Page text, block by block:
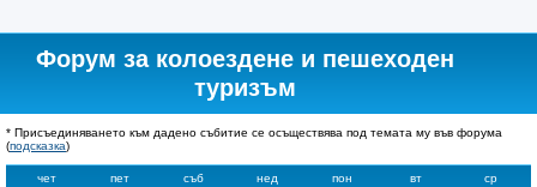
Форум за колоездене и пешеходен
туризъм
* Присъединяването към дадено събитие се осъществява под темата му във форума
(подсказка)
чет пет съб нед пон вт
ср